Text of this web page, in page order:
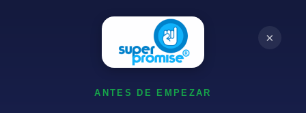
×
ANTES DE EMPEZAR
Promise Iniciar
sesión